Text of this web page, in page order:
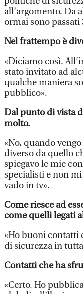
all’argomento. Da
ormai sono passati
Nel frattempo è
«Diciamo così.
stato invitato ad
qualche maniera
pubblico».
Dal punto di vista
molto.
«No, quando
diverso da quello
spiegavo le mie
specialisti e non
vado in tv».
Come riesce ad
come quelli legati
«Ho buoni contatti
di sicurezza in
Contatti che ha
«Certo. Ho